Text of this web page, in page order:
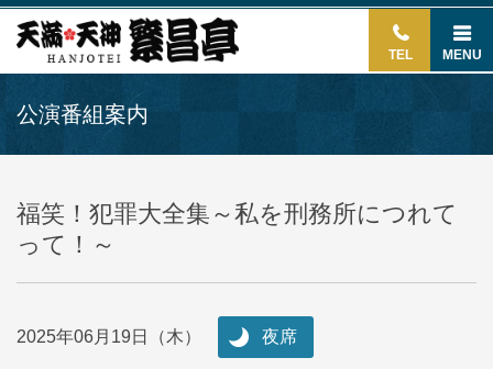
TEL MENU
公演番組案内
福笑！犯罪大全集～私を刑務所につれて
って！～
2025年06月19日（木） 夜席